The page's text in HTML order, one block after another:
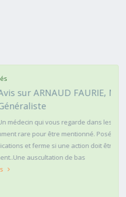
FAURIE, Médecin
vous regarde dans les yeux c'est
être mentionné. Posé,clair dans
si une action doit être menée
de bas